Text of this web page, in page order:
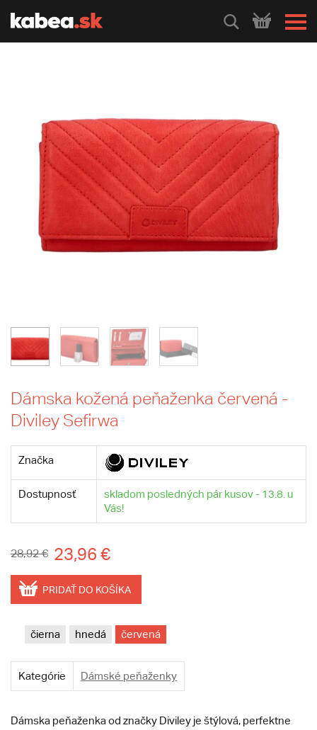
HLEDEJ
Dámska kožená peňaženka červená -
Diviley Sefirwa
Značka
Dostupnosť
skladom posledných pár kusov - 13.8. u
Vás!
28,92 € 23,96 €
PRIDAŤ DO KOŠÍKA
čierna hnedá červená
Kategórie Dámské peňaženky
Dámska peňaženka od značky Diviley je štýlová, perfektne